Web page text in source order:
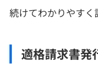
続けてわかりやすく
適格請求書発